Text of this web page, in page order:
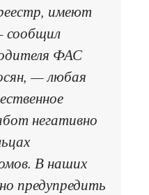
имеют
сообщил
ФАС
— любая
негативно
В наших
предупредить